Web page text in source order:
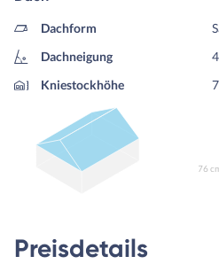
Dachform
Dachneigung
Kniestockhöhe
76
Preisdetails